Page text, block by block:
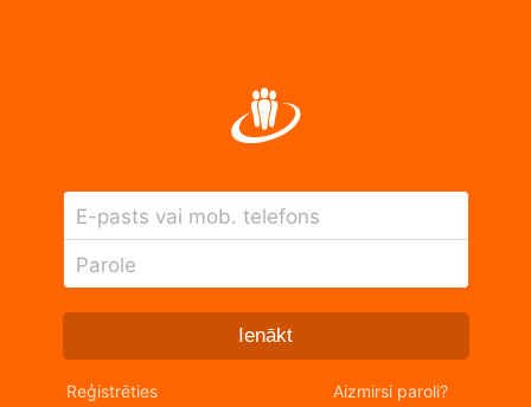
E-pasts vai mob. telefons
Parole
Ienākt
Reģistrēties Aizmirsi paroli?